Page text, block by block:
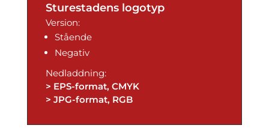
Sturestadens logotyp
Version:
Stående
Negativ
Nedladdning:
> EPS-format, CMYK
> JPG-format, RGB